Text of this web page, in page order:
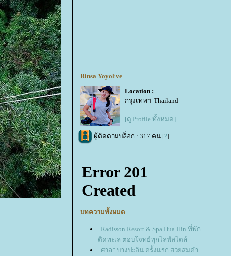
Rinsa Yoyolive
Location :
กรุงเทพฯ Thailand
[ดู Profile ทั้งหมด]
ผู้ติดตามบล็อก : 317 คน [?]
บทความทั้งหมด
Radisson Resort & Spa Hua Hin ที่พัก
ติดทะเล ตอบโจทย์ทุกไลฟ์สไตล์
ศาลา บางปะอิน ครั้งแรก สวยสมคำ